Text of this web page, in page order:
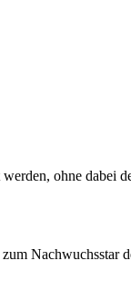
ohne dabei
Nachwuchsstar